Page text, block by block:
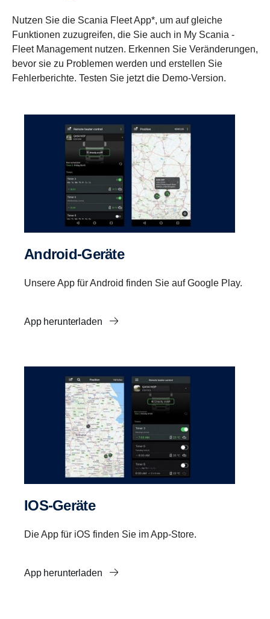
Nutzen Sie die Scania Fleet App*, um auf gleiche
Funktionen zuzugreifen, die Sie auch in My Scania -
Fleet Management nutzen. Erkennen Sie Veränderungen,
bevor sie zu Problemen werden und erstellen Sie
Fehlerberichte. Testen Sie jetzt die Demo-Version.
Android-​Geräte
Unsere App für Android finden Sie auf Google Play.
App herunterladen
IOS-​Geräte
Die App für iOS finden Sie im App-Store.
App herunterladen